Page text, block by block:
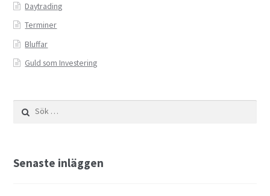
Daytrading
Terminer
Bluffar
Guld som Investering
efter:
Senaste inläggen